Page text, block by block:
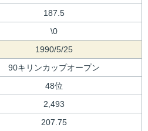
187.5
\0
1990/5/25
90キリンカップオープン
48位
2,493
207.75